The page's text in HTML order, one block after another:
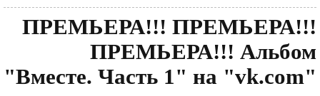
ПРЕМЬЕРА!!! ПРЕМЬЕРА!!!
ПРЕМЬЕРА!!! Альбом
"Вместе. Часть 1" на "vk.com"